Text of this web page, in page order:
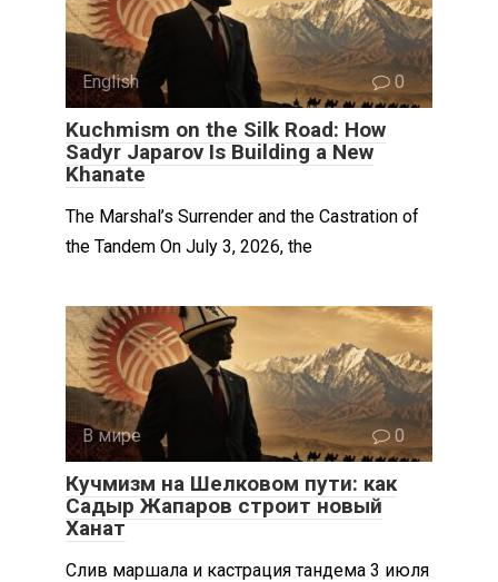
English 0
Kuchmism on the Silk Road: How
Sadyr Japarov Is Building a New
Khanate
The Marshal’s Surrender and the Castration of
the Tandem On July 3, 2026, the
В мире 0
Кучмизм на Шелковом пути: как
Садыр Жапаров строит новый
Ханат
Слив маршала и кастрация тандема 3 июля